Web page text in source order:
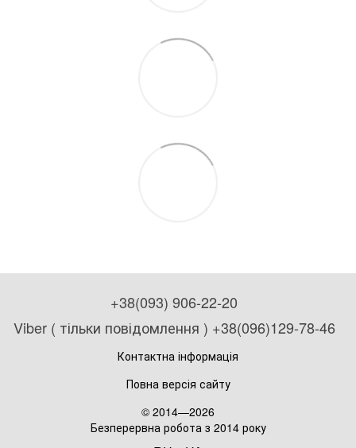
+38(093) 906-22-20
Viber ( тільки повідомлення ) +38(096)129-78-46
Контактна інформація
Повна версія сайту
© 2014—2026
Безперервна робота з 2014 року